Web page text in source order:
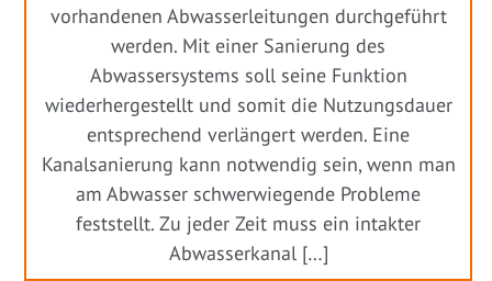
vorhandenen Abwasserleitungen durchgeführt
werden. Mit einer Sanierung des
Abwassersystems soll seine Funktion
wiederhergestellt und somit die Nutzungsdauer
entsprechend verlängert werden. Eine
Kanalsanierung kann notwendig sein, wenn man
am Abwasser schwerwiegende Probleme
feststellt. Zu jeder Zeit muss ein intakter
Abwasserkanal […]